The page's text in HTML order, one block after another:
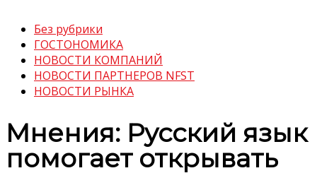
Без рубрики
ГОСТОНОМИКА
НОВОСТИ КОМПАНИЙ
НОВОСТИ ПАРТНЕРОВ NFST
НОВОСТИ РЫНКА
Мнения: Русский язык
помогает открывать